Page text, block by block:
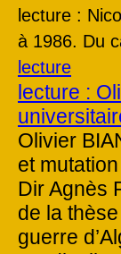
lecture :
à 1986. Du
lecture
lecture :
Olivier
et
Dir Agnès
de la
guerre